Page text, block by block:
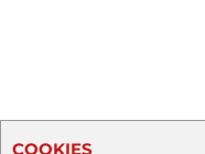
COOKIES